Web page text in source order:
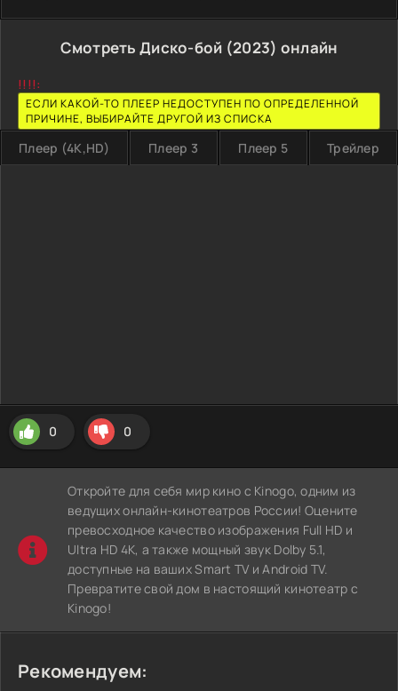
Смотреть Диско-бой (2023) онлайн
!!!!:
ЕСЛИ КАКОЙ-ТО ПЛЕЕР НЕДОСТУПЕН ПО ОПРЕДЕЛЕННОЙ
ПРИЧИНЕ, ВЫБИРАЙТЕ ДРУГОЙ ИЗ СПИСКА
Плеер (4K,HD) Плеер 3 Плеер 5 Трейлер
0 0
Откройте для себя мир кино с Kinogo, одним из
ведущих онлайн-кинотеатров России! Оцените
превосходное качество изображения Full HD и
Ultra HD 4K, а также мощный звук Dolby 5.1,
доступные на ваших Smart TV и Android TV.
Превратите свой дом в настоящий кинотеатр с
Kinogo!
Рекомендуем: